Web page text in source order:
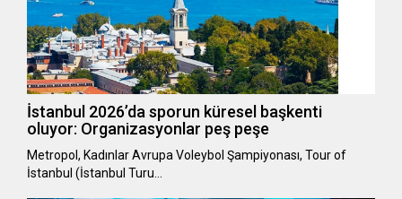
İstanbul 2026’da sporun küresel başkenti
oluyor: Organizasyonlar peş peşe
Metropol, Kadınlar Avrupa Voleybol Şampiyonası, Tour of
İstanbul (İstanbul Turu…